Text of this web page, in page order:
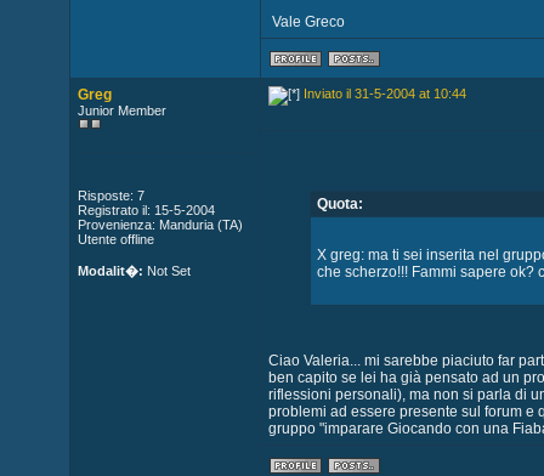
Vale Greco
Greg
Junior Member
Risposte: 7
Registrato il: 15-5-2004
Provenienza: Manduria (TA)
Utente offline
Modalit�: Not Set
Inviato il 31-5-2004 at 10:44
Quota:
X greg: ma ti sei inserita nel
che scherzo!!! Fammi sapere ok?
Ciao Valeria... mi sarebbe piaciuto far
ben capito se lei ha già pensato ad un
riflessioni personali), ma non si parla di
problemi ad essere presente sul forum e
gruppo "imparare Giocando con una